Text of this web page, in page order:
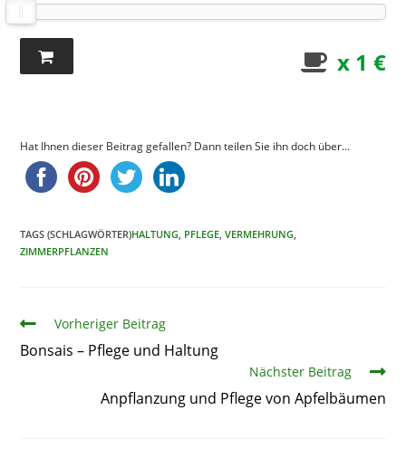
x 1 €
Hat Ihnen dieser Beitrag gefallen? Dann teilen Sie ihn doch über...
TAGS (SCHLAGWÖRTER)HALTUNG PFLEGE VERMEHRUNG
ZIMMERPFLANZEN
ArtikelVorheriger Beitrag
Bonsais – Pflege und Haltung
Nächster Beitrag
Anpflanzung und Pflege von Apfelbäumen